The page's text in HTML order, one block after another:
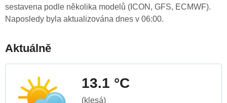
sestavena podle několika modelů (ICON, GFS, ECMWF).
Naposledy byla aktualizována dnes v 06:00.
Aktuálně
13.1 °C
(klesá)